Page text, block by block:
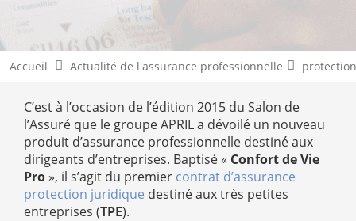
Accueil Actualité de l'assurance professionnelle
C’est à l’occasion de l’édition 2015 du Salon de
l’Assuré que le groupe APRIL a dévoilé un nouveau
produit d’assurance professionnelle destiné aux
dirigeants d’entreprises. Baptisé « Confort de Vie
Pro », il s’agit du premier contrat d’assurance
protection juridique destiné aux très petites
entreprises (TPE).